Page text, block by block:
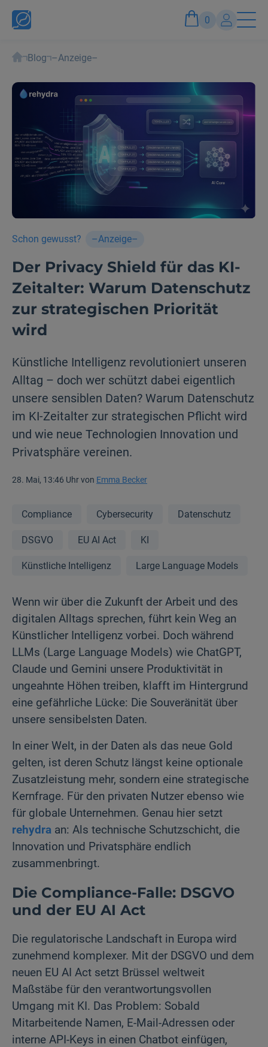
0
Blog –Anzeige–
Schon gewusst? –Anzeige–
Der Privacy Shield für das KI-
Zeitalter: Warum Datenschutz
zur strategischen Priorität
wird
Künstliche Intelligenz revolutioniert unseren
Alltag – doch wer schützt dabei eigentlich
unsere sensiblen Daten? Warum Datenschutz
im KI-Zeitalter zur strategischen Pflicht wird
und wie neue Technologien Innovation und
Privatsphäre vereinen.
28. Mai, 13:46 Uhr von Emma Becker
Compliance Cybersecurity Datenschutz
DSGVO EU AI Act KI
Künstliche Intelligenz Large Language Models
Wenn wir über die Zukunft der Arbeit und des
digitalen Alltags sprechen, führt kein Weg an
Künstlicher Intelligenz vorbei. Doch während
LLMs (Large Language Models) wie ChatGPT,
Claude und Gemini unsere Produktivität in
ungeahnte Höhen treiben, klafft im Hintergrund
eine gefährliche Lücke: Die Souveränität über
unsere sensibelsten Daten.
In einer Welt, in der Daten als das neue Gold
gelten, ist deren Schutz längst keine optionale
Zusatzleistung mehr, sondern eine strategische
Kernfrage. Für den privaten Nutzer ebenso wie
für globale Unternehmen. Genau hier setzt
rehydra an: Als technische Schutzschicht, die
Innovation und Privatsphäre endlich
zusammenbringt.
Die Compliance-Falle: DSGVO
und der EU AI Act
Die regulatorische Landschaft in Europa wird
zunehmend komplexer. Mit der DSGVO und dem
neuen EU AI Act setzt Brüssel weltweit
Maßstäbe für den verantwortungsvollen
Umgang mit KI. Das Problem: Sobald
Mitarbeitende Namen, E-Mail-Adressen oder
interne API-Keys in einen Chatbot einfügen,